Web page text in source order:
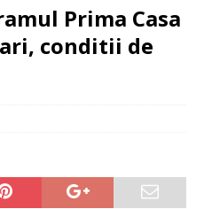
Prima Casa
conditii de